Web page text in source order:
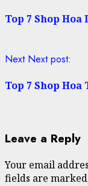
Top 7 Shop
Next Next post:
Top 7 Shop
Leave a Reply
Your email
fields are marked